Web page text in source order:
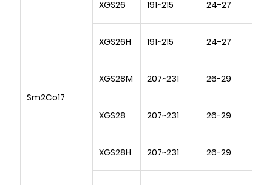
Sm2Co17
XGS26 191~215 24-27
XGS26H 191~215 24-27
XGS28M 207~231 26-29
XGS28 207~231 26-29
XGS28H 207~231 26-29